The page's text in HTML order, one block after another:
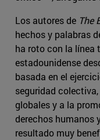
Los autores de The
hechos y palabras
ha roto con la línea
estadounidense
basada en el
seguridad
globales y a la
derechos humanos
resultado muy